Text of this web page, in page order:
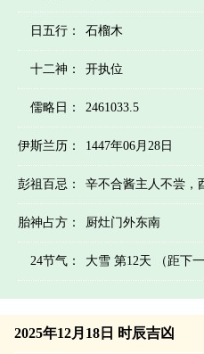
日五行： 石榴木
十二神： 开执位
儒略日： 2461033.5
伊斯兰历： 1447年06月28日
彭祖百忌： 辛不合酱主人不尝，
胎神占方： 厨灶门外东南
24节气： 大雪 第12天 （距下
2025年12月18日 时辰吉凶